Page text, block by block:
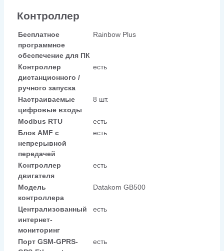
Контроллер
Бесплатное
программное
обеспечение для ПК
Rainbow Plus
Контроллер
дистанционного /
ручного запуска
есть
Настраиваемые
цифровые входы
8 шт.
Modbus RTU
есть
Блок AMF с
непрерывной
передачей
есть
Контроллер
двигателя
есть
Модель
контроллера
Datakom GB500
Централизованный
интернет-
мониторинг
есть
Порт GSM-GPRS-
есть